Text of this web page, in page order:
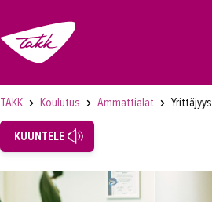
KOULUTUS
Koulutukset
Rekrytoivat koulutukset
TAKK Koulutus Ammattialat Yrittäjyys
KUUNTELE